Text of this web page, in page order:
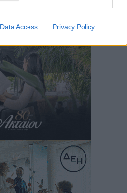
Data Access Privacy Policy